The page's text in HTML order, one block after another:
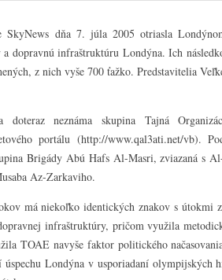
SkyNews dňa 7. júla 2005 otriasla
dopravnú infraštruktúru Londýna. Ich
z nich vyše 700 ťažko. Predstavitelia
neznáma skupina Tajná
portálu (http://www.qal3ati.net/vb).
Brigády Abú Hafs Al-Masri, zviazaná s
Az-Zarkaviho.
má niekoľko identických znakov s
infraštruktúry, pričom využila
TOAE navyše faktor politického
Londýna v usporiadaní olympijských